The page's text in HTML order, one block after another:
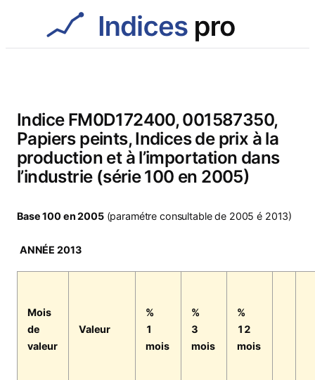
Indice FM0D172400, 001587350,
Papiers peints, Indices de prix à la
production et à l’importation dans
l’industrie (série 100 en 2005)
Base 100 en 2005(paramétre consultable de 2005 é 2013)
ANNÉE 2013
Mois
de
valeur
Valeur
%
1
mois
%
3
mois
%
12
mois